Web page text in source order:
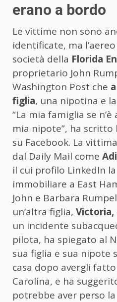
erano a bordo
Le vittime non sono
identificate, ma
società della Florida
proprietario John
Washington Post che
figlia, una nipotina e
“La mia famiglia se
mia nipote”, ha scritto
su Facebook. La
dal Daily Mail come
il cui profilo LinkedIn
immobiliare a East
John e Barbara
un’altra figlia, Victoria,
un incidente
pilota, ha spiegato al
sua figlia e sua nipote
casa dopo avergli
Carolina, e ha
potrebbe aver perso